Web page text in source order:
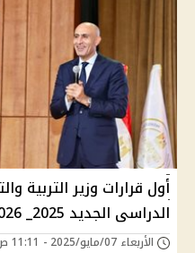
أول قرارات وزير التربية
الدراسى الجديد 2025_ 2026
الأربعاء 07/مايو/2025 - 11:11 ص